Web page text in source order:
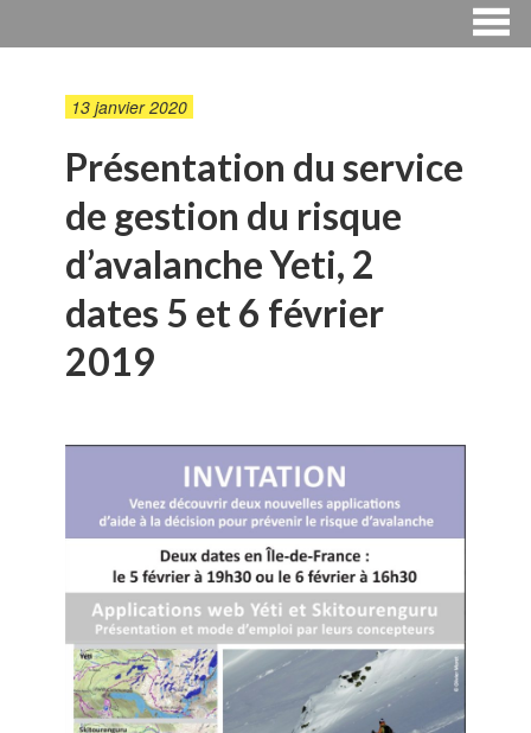
13 janvier 2020
Présentation du service
de gestion du risque
d’avalanche Yeti, 2
dates 5 et 6 février
2019